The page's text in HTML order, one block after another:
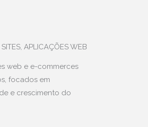
APLICAÇÕES WEB
web e e-commerces
focados em
e crescimento do